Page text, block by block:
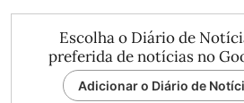
Escolha o Diário de
preferida de notícias no
Adicionar o Diário de